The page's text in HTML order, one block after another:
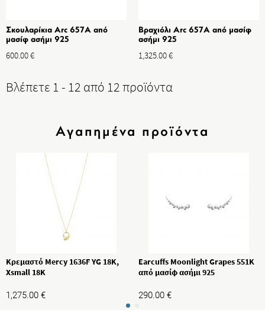
Σκουλαρίκια Arc 657Α από
μασίφ ασήμι 925
600.00€
Βραχιόλι Arc 657Α από μασίφ
ασήμι 925
1,325.00€
Βλέπετε 1 - 12 από 12 προϊόντα
Αγαπημένα προϊόντα
Κρεμαστό Mercy 1636F YG 18K,
Xsmall 18K
1,275.00 €
Earcuffs Moonlight Grapes 551K
από μασίφ ασήμι 925
290.00 €